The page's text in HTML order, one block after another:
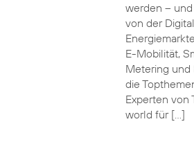
werden –
von der
E-Mobilität,
Metering und
die
Experten von
world für […]